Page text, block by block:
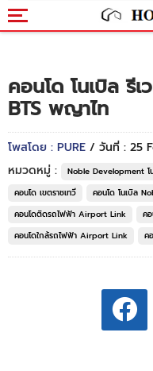
คอนโด โนเบิล รี
BTS พญาไท
โพสโดย : PURE / วันที่ : 25
หมวดหมู่ :
Noble Development โ
คอนโด เขตราชเทวี
คอนโด โนเบิล
คอนโดติดรถไฟฟ้า Airport Link
ค
คอนโดใกล้รถไฟฟ้า Airport Link
ค